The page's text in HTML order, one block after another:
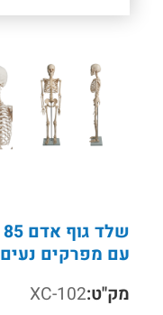
עם מפרקים נעים
מק"ט:XC-102